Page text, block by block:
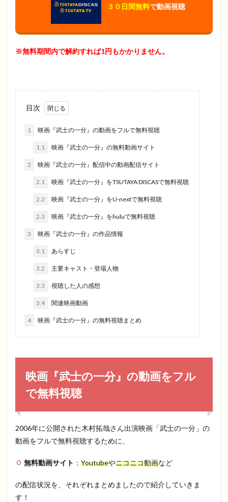
３０日間無料で動画視聴
※無料期間内で解約すれば1円もかかりません。
目次
1 映画『武士の一分』の動画をフルで無料視聴
1.1 映画『武士の一分』の無料動画サイト
2 映画『武士の一分』配信中の動画配信サイト
2.1 映画『武士の一分』をTSUTAYA DISCASで無料視聴
2.2 映画『武士の一分』をU-nextで無料視聴
2.3 映画『武士の一分』をhuluで無料視聴
3 映画『武士の一分』の作品情報
3.1 あらすじ
3.2 主要キャスト・登場人物
3.3 視聴した人の感想
3.4 関連映画動画
4 映画『武士の一分』の無料視聴まとめ
映画『武士の一分』の動画をフル
で無料視聴
2006年に公開された木村拓哉さん出演映画「武士の一分」の
動画をフルで無料視聴するために、
無料動画サイト ： Youtubeやニコニコ動画など
の配信状況を、それぞれまとめましたので紹介していきま
す！